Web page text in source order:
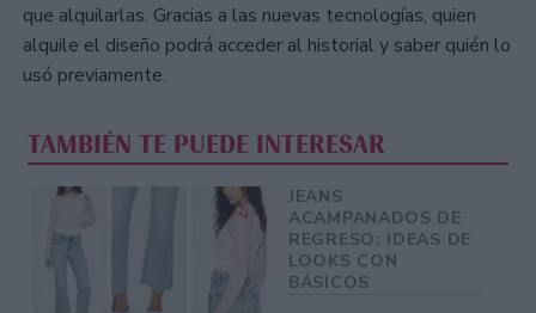
que alquilarlas. Gracias a las nuevas tecnologías, quien
alquile el diseño podrá acceder al historial y saber quién lo
usó previamente.
TAMBIÉN TE PUEDE INTERESAR
JEANS
ACAMPANADOS DE
REGRESO: IDEAS DE
LOOKS CON
BÁSICOS